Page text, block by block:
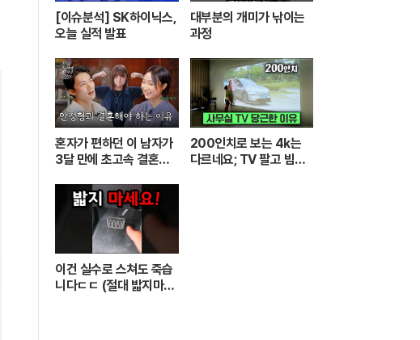
[이슈분석] SK하이닉스,
오늘 실적 발표
대부분의 개미가 낚이는
과정
혼자가 편하던 이 남자가
3달 만에 초고속 결혼한
있다] EP.1 또또 남편 주
200인치로 보는 4k는
다르네요; TV 팔고 빔프
이건 실수로 스쳐도 죽습
니다ㄷㄷ (절대 밟지마세